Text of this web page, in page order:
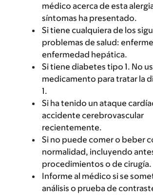
médico acerca de esta
síntomas ha presentado.
Si tiene cualquiera de los
problemas de salud:
enfermedad hepática.
Si tiene diabetes tipo 1. No
medicamento para tratar la
1.
Si ha tenido un ataque
accidente cerebrovascular
recientemente.
Si no puede comer o beber
normalidad, incluyendo
procedimientos o de cirugía.
Informe al médico si se
análisis o prueba de